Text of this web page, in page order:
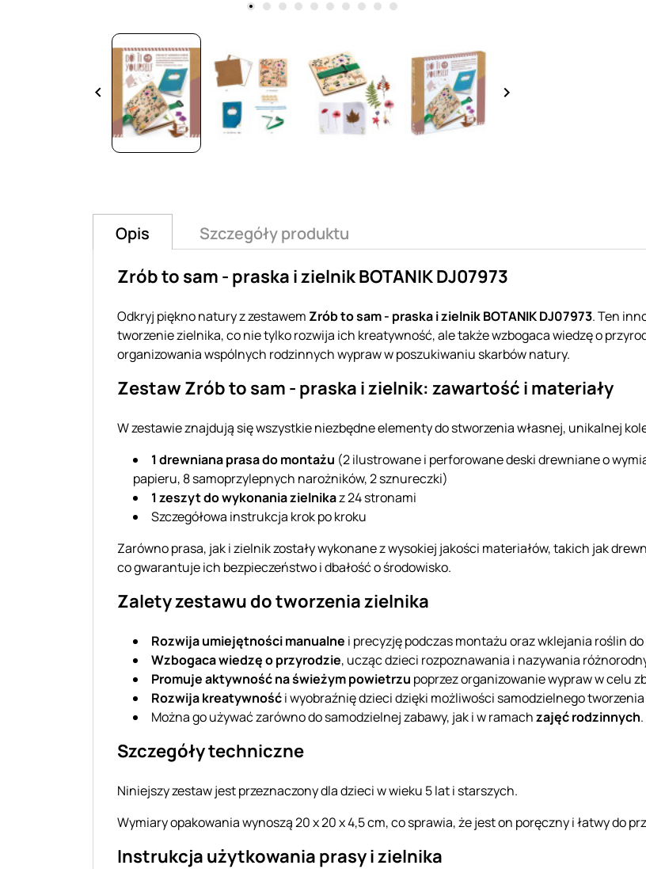
keyboard_arrow_left keyboard_arrow_right
Opis Szczegóły produktu
Zrób to sam - praska i zielnik BOTANIK DJ07973
Odkryj piękno natury z zestawem Zrób to sam - praska i zielnik BOTANIK DJ07973. Ten
tworzenie zielnika, co nie tylko rozwija ich kreatywność, ale także wzbogaca wiedzę o
organizowania wspólnych rodzinnych wypraw w poszukiwaniu skarbów natury.
Zestaw Zrób to sam - praska i zielnik: zawartość i materiały
W zestawie znajdują się wszystkie niezbędne elementy do stworzenia własnej, unikalnej
1 drewniana prasa do montażu (2 ilustrowane i perforowane deski drewniane o
papieru, 8 samoprzylepnych narożników, 2 sznureczki)
1 zeszyt do wykonania zielnikaz 24 stronami
Szczegółowa instrukcja krok po kroku
Zarówno prasa, jak i zielnik zostały wykonane z wysokiej jakości materiałów, takich jak
co gwarantuje ich bezpieczeństwo i dbałość o środowisko.
Zalety zestawu do tworzenia zielnika
Rozwija umiejętności manualne i precyzję podczas montażu oraz wklejania roślin
Wzbogaca wiedzę o przyrodzie, ucząc dzieci rozpoznawania i nazywania
Promuje aktywność na świeżym powietrzu poprzez organizowanie wypraw w celu
Rozwija kreatywnośći wyobraźnię dzieci dzięki możliwości samodzielnego
Można go używać zarówno do samodzielnej zabawy, jak i w ramachzajęć rodzinnych.
Szczegóły techniczne
Niniejszy zestaw jest przeznaczony dla dzieci w wieku 5 lat i starszych.
Wymiary opakowania wynoszą 20 x 20 x 4,5 cm, co sprawia, że jest on poręczny i łatwy do
Instrukcja użytkowania prasy i zielnika